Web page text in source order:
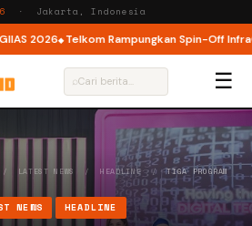
· Jakarta, Indonesia
2026 Telkom Rampungkan Spin-Off
⌕ ☰
LATEST NEWS /HEADLINE/TIGA PROGRAM
NEWS HEADLINE